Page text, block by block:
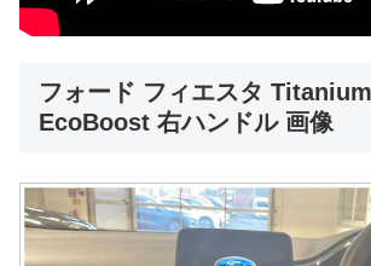
フォード フィエスタ
EcoBoost 右ハンドル 画像